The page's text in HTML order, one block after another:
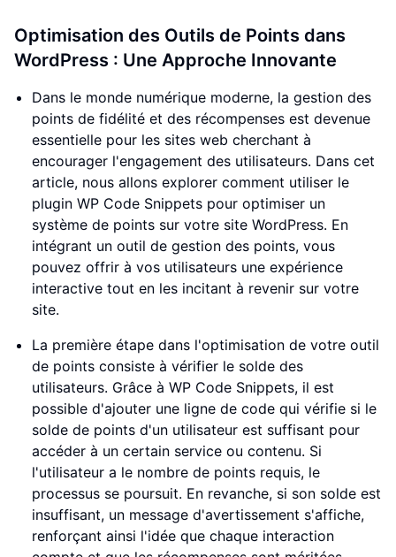
Optimisation des Outils de Points dans
WordPress : Une Approche Innovante
Dans le monde numérique moderne, la gestion des
points de fidélité et des récompenses est devenue
essentielle pour les sites web cherchant à
encourager l'engagement des utilisateurs. Dans cet
article, nous allons explorer comment utiliser le
plugin WP Code Snippets pour optimiser un
système de points sur votre site WordPress. En
intégrant un outil de gestion des points, vous
pouvez offrir à vos utilisateurs une expérience
interactive tout en les incitant à revenir sur votre
site.
La première étape dans l'optimisation de votre outil
de points consiste à vérifier le solde des
utilisateurs. Grâce à WP Code Snippets, il est
possible d'ajouter une ligne de code qui vérifie si le
solde de points d'un utilisateur est suffisant pour
accéder à un certain service ou contenu. Si
l'utilisateur a le nombre de points requis, le
processus se poursuit. En revanche, si son solde est
insuffisant, un message d'avertissement s'affiche,
renforçant ainsi l'idée que chaque interaction